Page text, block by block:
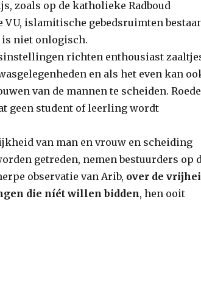
zoals op de katholieke Radboud
islamitische gebedsruimten
niet onlogisch.
richten enthousiast
en als het even kan
van de mannen te scheiden.
geen student of leerling wordt
van man en vrouw en scheiding
getreden, nemen bestuurders op
observatie van Arib, over de
die níét willen bidden, hen ooit